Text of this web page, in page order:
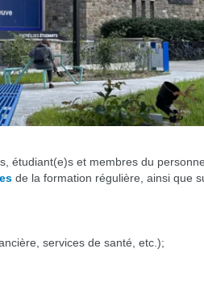
étudiant(e)s et membres du
de la formation régulière, ainsi que
services de santé, etc.);